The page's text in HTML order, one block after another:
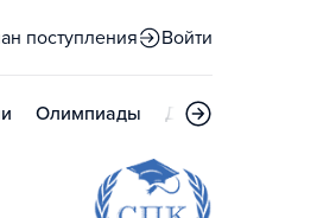
поступления Войти
Олимпиады Дни открытых